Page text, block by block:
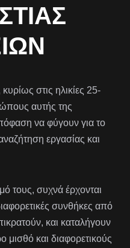
στις ηλικίες 25-
αυτής της
να φύγουν για το
εργασίας και
τους, συχνά έρχονται
συνθήκες από
και καταλήγουν
μισθό και διαφορετικούς